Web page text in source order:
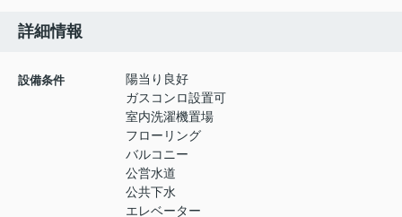
詳細情報
設備条件
陽当り良好
ガスコンロ設置可
室内洗濯機置場
フローリング
バルコニー
公営水道
公共下水
エレベーター